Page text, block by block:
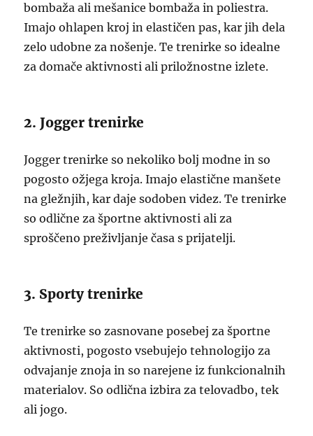
bombaža ali mešanice bombaža in poliestra.
Imajo ohlapen kroj in elastičen pas, kar jih dela
zelo udobne za nošenje. Te trenirke so idealne
za domače aktivnosti ali priložnostne izlete.
2. Jogger trenirke
Jogger trenirke so nekoliko bolj modne in so
pogosto ožjega kroja. Imajo elastične manšete
na gležnjih, kar daje sodoben videz. Te trenirke
so odlične za športne aktivnosti ali za
sproščeno preživljanje časa s prijatelji.
3. Sporty trenirke
Te trenirke so zasnovane posebej za športne
aktivnosti, pogosto vsebujejo tehnologijo za
odvajanje znoja in so narejene iz funkcionalnih
materialov. So odlična izbira za telovadbo, tek
ali jogo.